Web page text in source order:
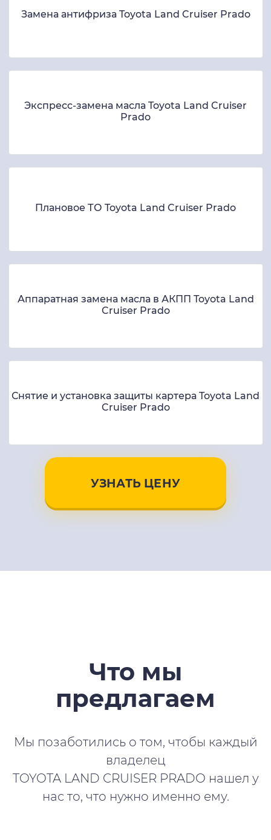
Замена антифриза Toyota Land Cruiser Prado
Экспресс-замена масла Toyota Land Cruiser
Prado
Плановое ТО Toyota Land Cruiser Prado
Аппаратная замена масла в АКПП Toyota Land
Cruiser Prado
Снятие и установка защиты картера Toyota Land
Cruiser Prado
УЗНАТЬ ЦЕНУ
Что мы
предлагаем
Мы позаботились о том, чтобы каждый
владелец
TOYOTA LAND CRUISER PRADO нашел у
нас то, что нужно именно ему.